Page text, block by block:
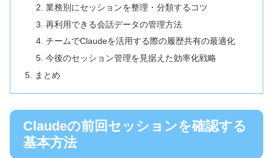
業務別にセッションを整理・分類するコツ
再利用できる会話データの管理方法
チームでClaudeを活用する際の履歴共有の最適化
今後のセッション管理を見据えた効率化戦略
まとめ
Claudeの前回セッションを確認する
基本方法